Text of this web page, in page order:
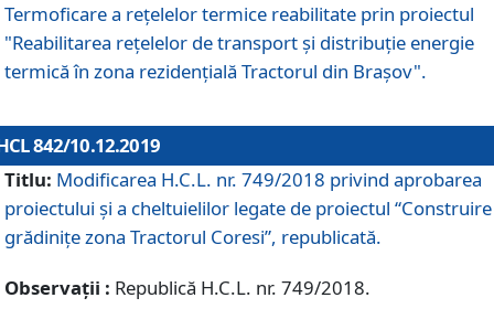
Termoficare a rețelelor termice reabilitate prin proiectul
"Reabilitarea reţelelor de transport şi distribuţie energie
termică în zona rezidenţială Tractorul din Braşov".
842/10.12.2019
Titlu: Modificarea H.C.L. nr. 749/2018 privind aprobarea
proiectului și a cheltuielilor legate de proiectul “Construire
grădinițe zona Tractorul Coresi”, republicată.
Observații : Republică H.C.L. nr. 749/2018.